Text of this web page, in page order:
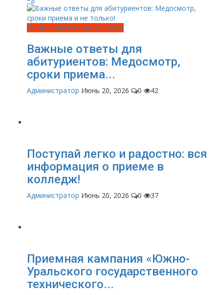
ПРИЁМНАЯ КАМПАНИЯ 2026
Важные ответы для
абитуриентов: Медосмотр,
сроки приема...
Администратор Июнь 20, 2026 0 42
Поступай легко и радостно: вся
информация о приеме в
колледж!
Администратор Июнь 20, 2026 0 37
Приемная кампания «Южно-
Уральского государственного
технического...